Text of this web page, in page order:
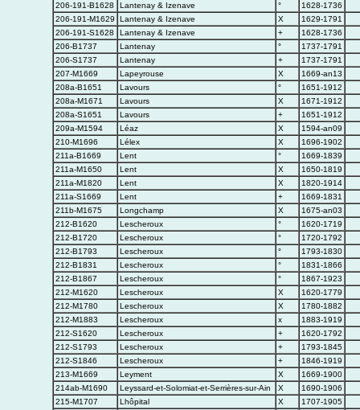
206-191-B1628
Lantenay & Izenave °
1628-1736
206-191-M1629
Lantenay & Izenave X
1629-1791
206-191-S1628
Lantenay & Izenave +
1628-1736
206-B1737
Lantenay °
1737-1791
206-S1737
Lantenay +
1737-1791
207-M1669
Lapeyrouse X
1669-an13
208a-B1651
Lavours °
1651-1912
208a-M1671
Lavours X
1671-1912
208a-S1651
Lavours +
1651-1912
209a-M1594
Léaz X
1594-an09
210-M1696
Lélex X
1696-1902
211a-B1669
Lent °
1669-1839
211a-M1650
Lent X
1650-1819
211a-M1820
Lent X
1820-1914
211a-S1669
Lent +
1669-1831
211b-M1675
Longchamp X
1675-an03
212-B1620
Lescheroux °
1620-1719
212-B1720
Lescheroux °
1720-1792
212-B1793
Lescheroux °
1793-1830
212-B1831
Lescheroux °
1831-1866
212-B1867
Lescheroux °
1867-1923
212-M1620
Lescheroux X
1620-1779
212-M1780
Lescheroux X
1780-1882
212-M1883
Lescheroux x
1883-1919
212-S1620
Lescheroux +
1620-1792
212-S1793
Lescheroux +
1793-1845
212-S1846
Lescheroux +
1846-1919
213-M1669
Leyment X
1669-1900
214ab-M1690
Leyssard-et-Solomiat-et-Serrières-sur-Ain X
1690-1906
215-M1707
Lhôpital X
1707-1905